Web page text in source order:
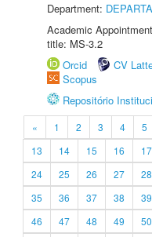
Department:
Academic
title: MS-3.2
Orcid
CV
Scopus
Repositório
« 1 2 3 4 5
13
14 15 16 17
24
25 26 27 28
35
36 37 38 39
46
47 48 49 50